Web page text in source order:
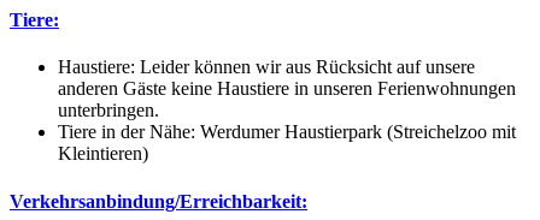
Tiere:
Haustiere: Leider können wir aus Rücksicht auf unsere
anderen Gäste keine Haustiere in unseren Ferienwohnungen
unterbringen.
Tiere in der Nähe: Werdumer Haustierpark (Streichelzoo mit
Kleintieren)
Verkehrsanbindung/Erreichbarkeit: